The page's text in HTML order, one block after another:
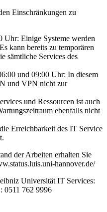
Einschränkungen zu
Uhr: Einige Systeme werden
kann bereits zu temporären
sämtliche Services des
und 09:00 Uhr: In diesem
und VPN nicht zur
und Ressourcen ist auch
ebenfalls nicht
Erreichbarkeit des IT Service
der Arbeiten erhalten Sie
hannover.de/
Universität IT Services:
0511 762 9996